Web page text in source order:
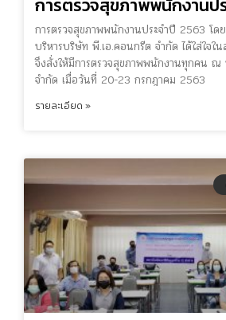
การตรวจสุขภาพพนักงานป
การตรวจสุขภาพพนักงานประจำปี 2563 โ
บริหารบริษัท พี.เอ.คอนกรีต จำกัด ได้ใส่ใจใ
จึงสั่งให้มีการตรวจสุขภาพพนักงานทุกคน
จำกัด เมื่อวันที่ 20-23 กรกฎาคม 2563
รายละเอียด »